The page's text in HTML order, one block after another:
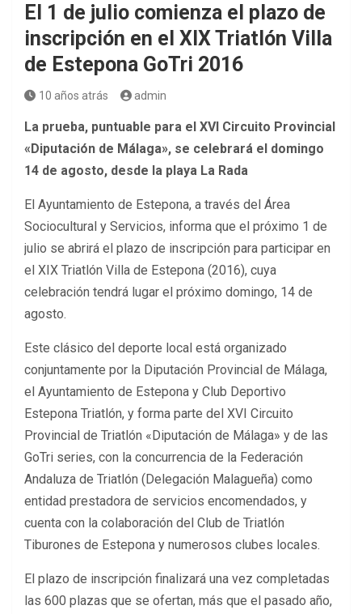
El 1 de julio comienza el plazo de
inscripción en el XIX Triatlón Villa
de Estepona GoTri 2016
10 años atrás admin
La prueba, puntuable para el XVI Circuito Provincial
«Diputación de Málaga», se celebrará el domingo
14 de agosto, desde la playa La Rada
El Ayuntamiento de Estepona, a través del Área
Sociocultural y Servicios, informa que el próximo 1 de
julio se abrirá el plazo de inscripción para participar en
el XIX Triatlón Villa de Estepona (2016), cuya
celebración tendrá lugar el próximo domingo, 14 de
agosto.
Este clásico del deporte local está organizado
conjuntamente por la Diputación Provincial de Málaga,
el Ayuntamiento de Estepona y Club Deportivo
Estepona Triatlón, y forma parte del XVI Circuito
Provincial de Triatlón «Diputación de Málaga» y de las
GoTri series, con la concurrencia de la Federación
Andaluza de Triatlón (Delegación Malagueña) como
entidad prestadora de servicios encomendados, y
cuenta con la colaboración del Club de Triatlón
Tiburones de Estepona y numerosos clubes locales.
El plazo de inscripción finalizará una vez completadas
las 600 plazas que se ofertan, más que el pasado año,